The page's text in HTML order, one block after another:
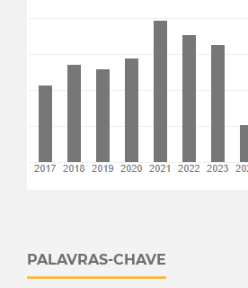
PALAVRAS-CHAVE